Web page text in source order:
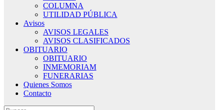
COLUMNA
UTILIDAD PÚBLICA
Avisos
AVISOS LEGALES
AVISOS CLASIFICADOS
OBITUARIO
OBITUARIO
INMEMORIAM
FUNERARIAS
Quienes Somos
Contacto